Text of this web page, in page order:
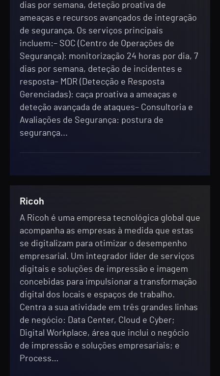
dias por semana, deteção proativa de
ameaças e recursos avançados de integração
de segurança. Os serviços principais
incluem:– SOC (Centro de Operações de
Segurança): monitorização 24 horas por dia, 7
dias por semana, deteção de incidentes e
resposta– MDR (Detecção e Resposta
Gerenciadas): caça proativa a ameaças e
deteção avançada de ataques– Consultoria e
Avaliações de Segurança: postura de
segurança...
Ricoh
A Ricoh é uma empresa tecnológica global que
acompanha as empresas à medida que estas
se digitalizam para otimizar o desempenho
empresarial. Um integrador líder de serviços
digitais e soluções de impressão e imagem
concebidas para impulsionar a transformação
digital dos locais e espaços de trabalho.
Centra a sua atividade em três grandes linhas
de negócio: Data Center, Cloud e Cyber;
Digital Workplace, área que inclui o negócio
de impressão e soluções empresariais; e
Process…